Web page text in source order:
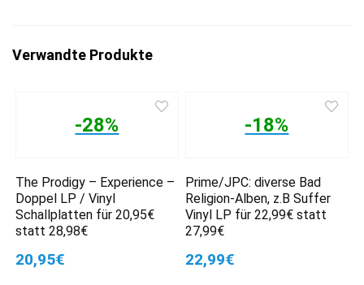
Verwandte Produkte
-28%
The Prodigy – Experience –
Doppel LP / Vinyl
Schallplatten für 20,95€
statt 28,98€
20,95€
-18%
Prime/JPC: diverse Bad
Religion-Alben, z.B Suffer
Vinyl LP für 22,99€ statt
27,99€
22,99€